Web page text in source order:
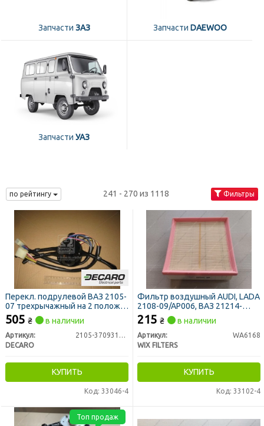
Запчасти ЗАЗ Запчасти DAEWOO
Запчасти УАЗ
по рейтингу 241 - 270 из 1118 Фильтры
Перекл. подрулевой ВАЗ 2105-
07 трехрычажный на 2 полож.
(DECARO)
505 ₴ в наличии
Артикул:
2105-3709310-10
DECARO
КУПИТЬ
Код: 33046-4
Фильтр воздушный AUDI, LADA
2108-09/AP006, ВАЗ 21214-
2123 (пр-во WIX-Filtron UA)
215 ₴ в наличии
Артикул:
WA6168
WIX FILTERS
КУПИТЬ
Код: 33102-4
Топ продаж